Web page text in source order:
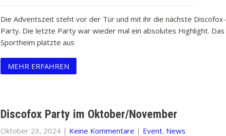
Die Adventszeit steht vor der Tür und mit ihr die nächste Discofox-
Party. Die letzte Party war wieder mal ein absolutes Highlight. Das
Sportheim platzte aus
MEHR ERFAHREN
Discofox Party im Oktober/November
Oktober 23, 2024| Keine Kommentare | Event, News